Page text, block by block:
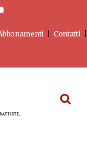
Contatti